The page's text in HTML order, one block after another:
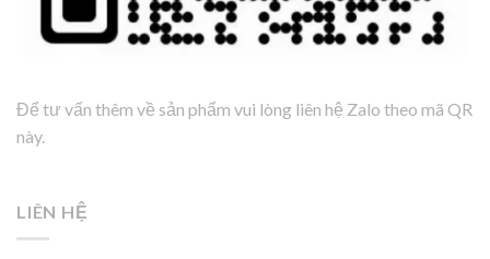
Để tư vấn thêm về sản phẩm vui lòng liên hệ Zalo theo mã QR
này.
LIÊN HỆ